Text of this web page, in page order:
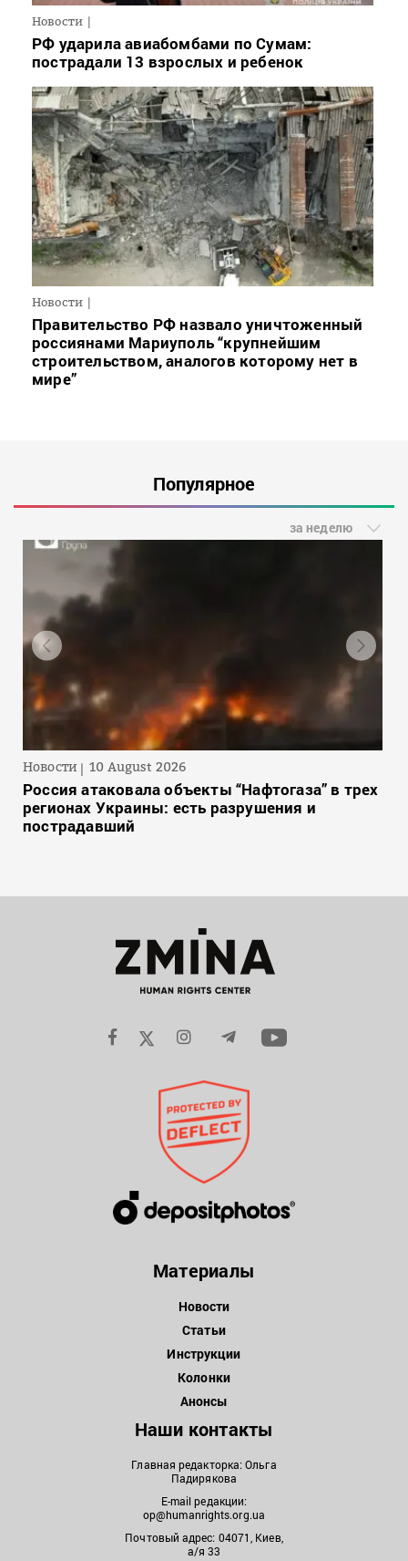
Новости
РФ ударила авиабомбами по Сумам:
пострадали 13 взрослых и ребенок
Новости
Правительство РФ назвало уничтоженный
россиянами Мариуполь “крупнейшим
строительством, аналогов которому нет в
мире”
Популярное
за неделю
Новости 10 August 2026
Россия атаковала объекты “Нафтогаза” в трех
регионах Украины: есть разрушения и
пострадавший
Материалы
Новости
Статьи
Инструкции
Колонки
Анонсы
Наши контакты
Главная редакторка: Ольга
Падирякова
E-mail редакции:
op@humanrights.org.ua
Почтовый адрес: 04071, Киев,
а/я 33